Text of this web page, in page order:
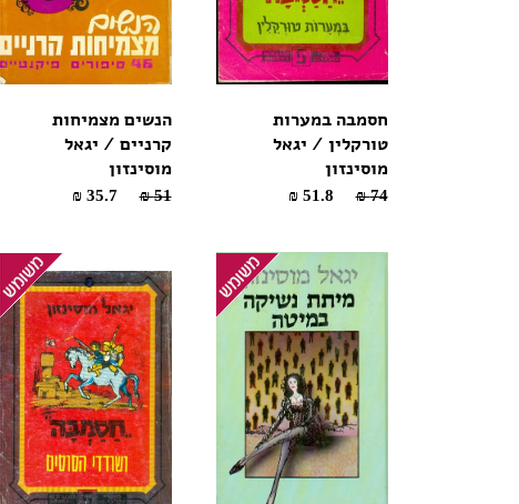
חסמבה במערות
טורקלין / יגאל
מוסינזון
74 ₪
51.8 ₪
הנשים מצמיחות
קרניים / יגאל
מוסינזון
51 ₪
35.7 ₪